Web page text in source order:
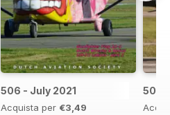
506 - July 2021
Acquista per €3,49
505